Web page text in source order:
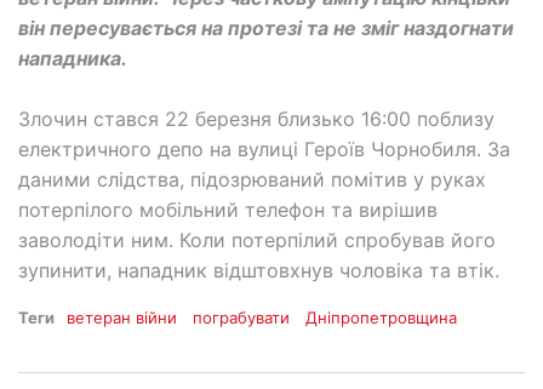
він пересувається на протезі та не зміг наздогнати
нападника.
Злочин стався 22 березня близько 16:00 поблизу
електричного депо на вулиці Героїв Чорнобиля. За
даними слідства, підозрюваний помітив у руках
потерпілого мобільний телефон та вирішив
заволодіти ним. Коли потерпілий спробував його
зупинити, нападник відштовхнув чоловіка та втік.
Теги ветеран війни пограбувати Дніпропетровщина